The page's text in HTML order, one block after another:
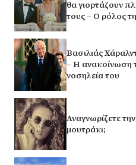
θα γιορτάζουν
τους – Ο ρόλος
Βασιλιάς
– Η ανακοίνωση
νοσηλεία του
Αναγνωρίζετε
μουτράκι;